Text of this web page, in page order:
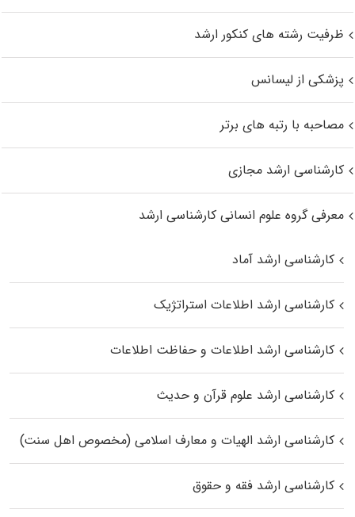
ظرفیت رشته های کنکور ارشد
پزشکی از لیسانس
مصاحبه با رتبه های برتر
کارشناسی ارشد مجازی
معرفی گروه علوم انسانی کارشناسی ارشد
کارشناسی ارشد آماد
کارشناسی ارشد اطلاعات استراتژیک
کارشناسی ارشد اطلاعات و حفاظت اطلاعات
کارشناسی ارشد علوم قرآن و حدیث
کارشناسی ارشد الهیات و معارف اسلامی (مخصوص اهل سنت)
کارشناسی ارشد فقه و حقوق